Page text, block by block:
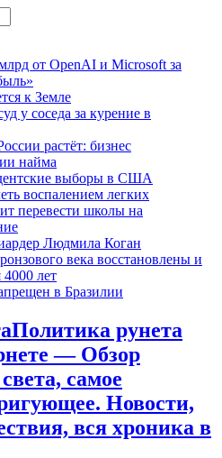
от OpenAI и Microsoft за
к Земле
у соседа за курение в
растёт: бизнес
найма
выборы в США
воспалением легких
перевести школы на
Людмила Коган
века восстановлены и
4000 лет
в Бразилии
Политика рунета
— Обзор
самое
Новости,
вся хроника в